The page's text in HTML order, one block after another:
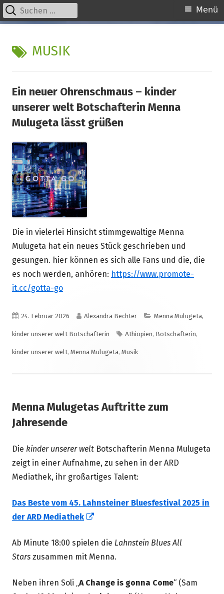
zum
Inhalt
Primäres
Menü
Suchen
nach:
SCHLAGWORT:
MUSIK
Ein neuer Ohrenschmaus – kinder
unserer welt Botschafterin Menna
Mulugeta lässt grüßen
Die in vielerlei Hinsicht stimmgewaltige Menna
Mulugeta hat ein neues Stück geschrieben und
gesungen. hier können es sich alle Fans und die, die
es noch werden, anhören: https://www.promote-
it.cc/gotta-go
Veröffentlicht
am
24. Februar 2026 Autor
Alexandra Bechter Kategorien
Menna Mulugeta,
kinder unserer welt Botschafterin Schlagwörter
Äthiopien, Botschafterin,
kinder unserer welt, Menna Mulugeta, Musik
Menna Mulugetas Auftritte zum
Jahresende
Die kinder unserer welt Botschafterin Menna Mulugeta
zeigt in einer Aufnahme, zu sehen in der ARD
Mediathek, ihr großartiges Talent:
Das Beste vom 45. Lahnsteiner Bluesfestival 2025 in
der ARD Mediathek
Fenster
öffnen
Ab Minute 18:00 spielen die Lahnstein Blues All
Stars zusammen mit Menna.
Neben ihren Soli „A Change is gonna Come“ (Sam